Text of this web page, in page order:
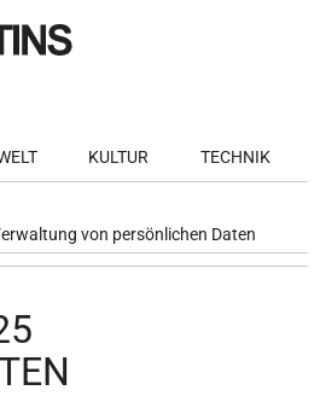
KULTUR TECHNIK
von persönlichen Daten